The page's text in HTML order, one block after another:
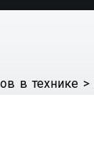
в технике >